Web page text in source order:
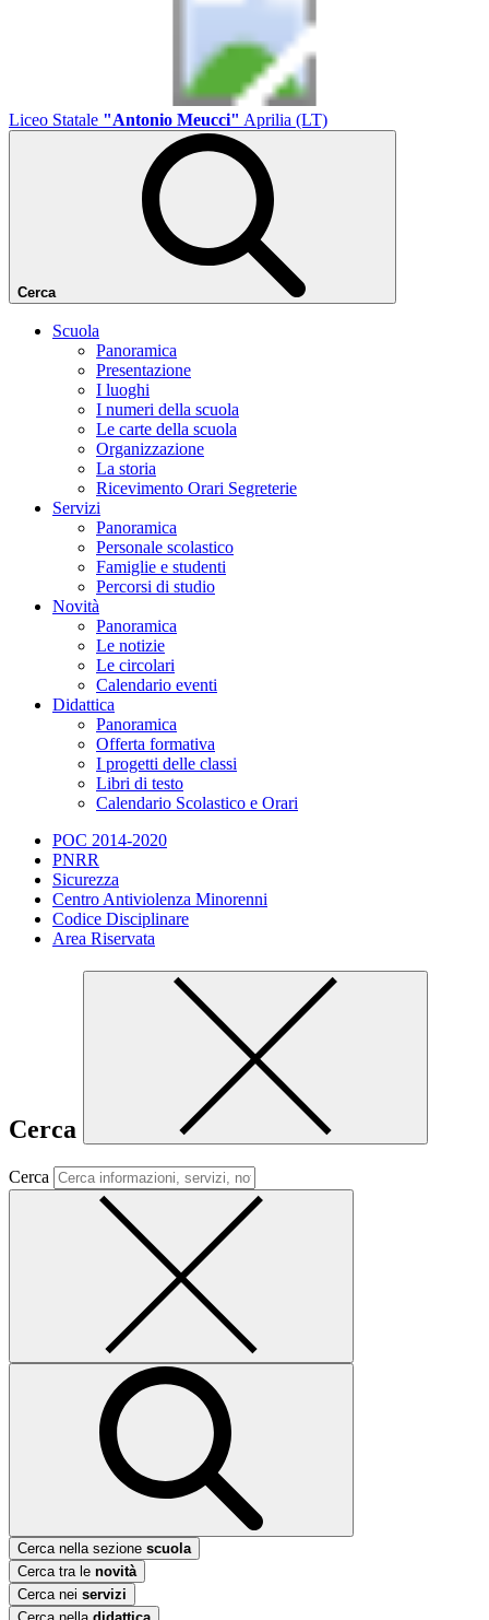
Liceo Statale "Antonio Meucci" Aprilia (LT)
Cerca
Scuola
Panoramica
Presentazione
I luoghi
I numeri della scuola
Le carte della scuola
Organizzazione
La storia
Ricevimento Orari Segreterie
Servizi
Panoramica
Personale scolastico
Famiglie e studenti
Percorsi di studio
Novità
Panoramica
Le notizie
Le circolari
Calendario eventi
Didattica
Panoramica
Offerta formativa
I progetti delle classi
Libri di testo
Calendario Scolastico e Orari
POC 2014-2020
PNRR
Sicurezza
Centro Antiviolenza Minorenni
Codice Disciplinare
Area Riservata
Cerca
Cerca
Cerca nella sezione scuola
Cerca tra le novità
Cerca nei servizi